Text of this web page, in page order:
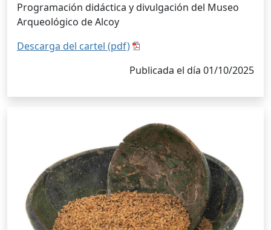
Programación didáctica y divulgación del Museo
Arqueológico de Alcoy
Descarga del cartel (pdf)
Publicada el día 01/10/2025